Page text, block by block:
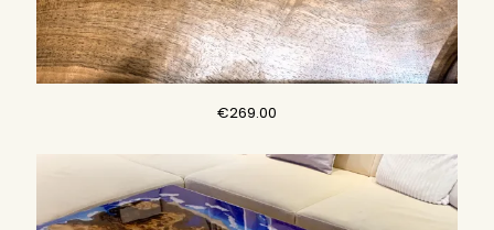
€269.00